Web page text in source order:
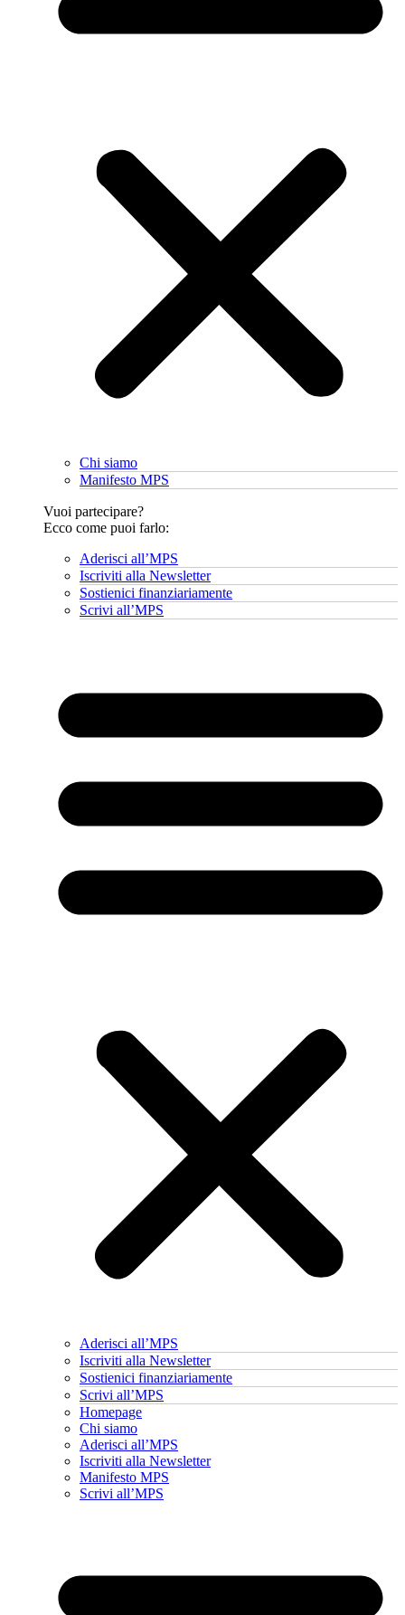
Chi siamo
Manifesto MPS
Vuoi partecipare?
Ecco come puoi farlo:
Aderisci all’MPS
Iscriviti alla Newsletter
Sostienici finanziariamente
Scrivi all’MPS
Aderisci all’MPS
Iscriviti alla Newsletter
Sostienici finanziariamente
Scrivi all’MPS
Homepage
Chi siamo
Aderisci all’MPS
Iscriviti alla Newsletter
Manifesto MPS
Scrivi all’MPS